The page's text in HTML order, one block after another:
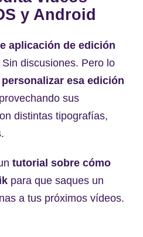
y Android
aplicación de edición
Sin discusiones. Pero lo
esa edición
sus
distintas tipografías,
tutorial sobre cómo
para que saques un
a tus próximos vídeos.